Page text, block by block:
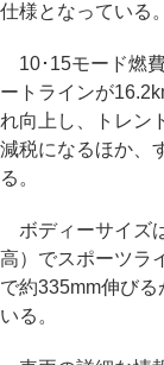
仕様となっている。
10･15モード燃
ートラインが
れ向上し、トレン
減税になるほか、
る。
ボディーサイズ
高）でスポーツラ
で約335mm伸び
いる。